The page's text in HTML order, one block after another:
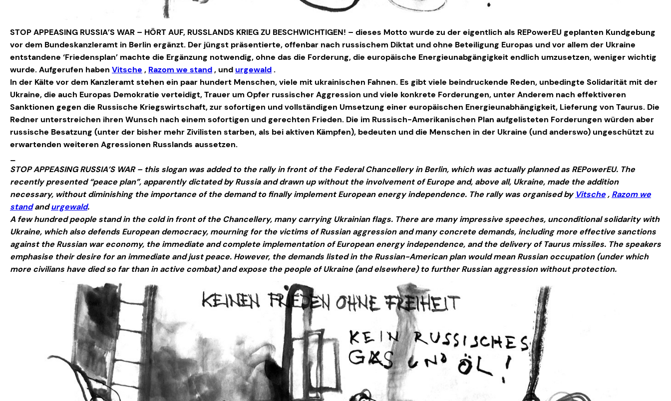
STOP APPEASING RUSSIA’S WAR – HÖRT AUF, RUSSLANDS KRIEG ZU BESCHWICHTIGEN! – dieses Motto wurde zu der eigentlich als REPowerEU geplanten Kundgebung
vor dem Bundeskanzleramt in Berlin ergänzt. Der jüngst präsentierte, offenbar nach russischem Diktat und ohne Beteiligung Europas und vor allem der Ukraine
entstandene ‘Friedensplan’ machte die Ergänzung notwendig, ohne das die Forderung, die europäische Energieunabgängigkeit endlich umzusetzen, weniger wichtig
wurde. Aufgerufen haben Vitsche , Razom we stand , und urgewald.
In der Kälte vor dem Kanzleramt stehen ein paar hundert Menschen, viele mit ukrainischen Fahnen. Es gibt viele beindruckende Reden, unbedingte Solidarität mit der
Ukraine, die auch Europas Demokratie verteidigt, Trauer um Opfer russischer Aggression und viele konkrete Forderungen, unter Anderem nach effektiveren
Sanktionen gegen die Russische Kriegswirtschaft, zur sofortigen und vollständigen Umsetzung einer europäischen Energieunabhängigkeit, Lieferung von Taurus. Die
Redner unterstreichen ihren Wunsch nach einem sofortigen und gerechten Frieden. Die im Russisch-Amerikanischen Plan aufgelisteten Forderungen würden aber
russische Besatzung (unter der bisher mehr Zivilisten starben, als bei aktiven Kämpfen), bedeuten und die Menschen in der Ukraine (und anderswo) ungeschützt zu
erwartenden weiteren Agressionen Russlands aussetzen.
STOP APPEASING RUSSIA’S WAR – this slogan was added to the rally in front of the Federal Chancellery in Berlin, which was actually planned as REPowerEU. The
recently presented “peace plan”, apparently dictated by Russia and drawn up without the involvement of Europe and, above all, Ukraine, made the addition
necessary, without diminishing the importance of the demand to finally implement European energy independence. The rally was organised by Vitsche , Razom we
standandurgewald.
A few hundred people stand in the cold in front of the Chancellery, many carrying Ukrainian flags. There are many impressive speeches, unconditional solidarity with
Ukraine, which also defends European democracy, mourning for the victims of Russian aggression and many concrete demands, including more effective sanctions
against the Russian war economy, the immediate and complete implementation of European energy independence, and the delivery of Taurus missiles. The speakers
emphasise their desire for an immediate and just peace. However, the demands listed in the Russian-American plan would mean Russian occupation (under which
more civilians have died so far than in active combat) and expose the people of Ukraine (and elsewhere) to further Russian aggression without protection.